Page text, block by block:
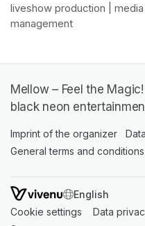
liveshow production |
management
Mellow – Feel the
black neon
Imprint of the organizer
General terms and
SWITCH
Cookie settings (opens in a
Data